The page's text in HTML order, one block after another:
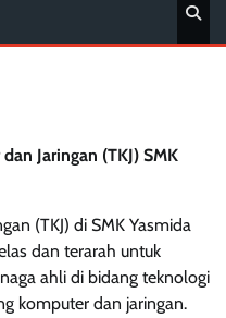
Jaringan (TKJ) SMK
(TKJ) di SMK Yasmida
dan terarah untuk
ahli di bidang teknologi
komputer dan jaringan.